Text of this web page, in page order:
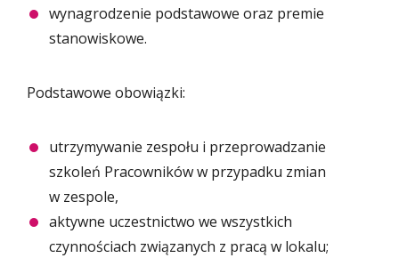
wynagrodzenie podstawowe oraz premie
stanowiskowe.
Podstawowe obowiązki:
utrzymywanie zespołu i przeprowadzanie
szkoleń Pracowników w przypadku zmian
w zespole,
aktywne uczestnictwo we wszystkich
czynnościach związanych z pracą w lokalu;